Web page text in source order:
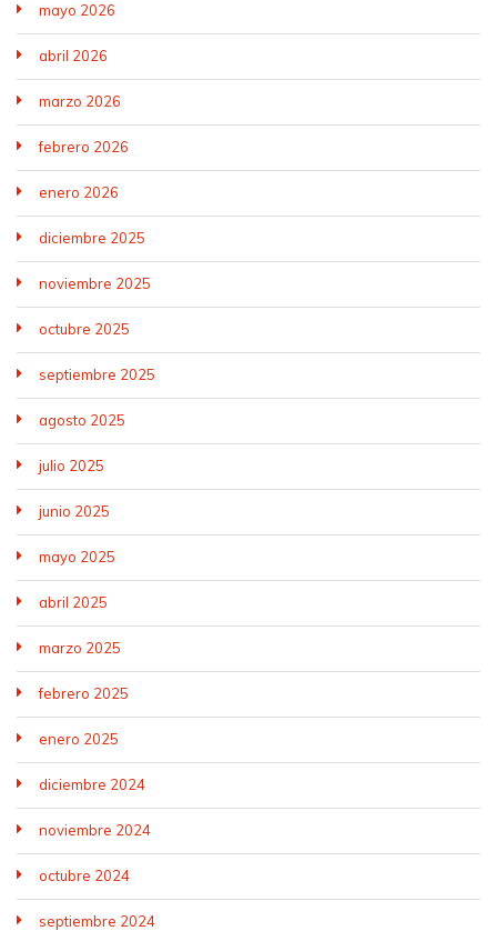
mayo 2026
abril 2026
marzo 2026
febrero 2026
enero 2026
diciembre 2025
noviembre 2025
octubre 2025
septiembre 2025
agosto 2025
julio 2025
junio 2025
mayo 2025
abril 2025
marzo 2025
febrero 2025
enero 2025
diciembre 2024
noviembre 2024
octubre 2024
septiembre 2024